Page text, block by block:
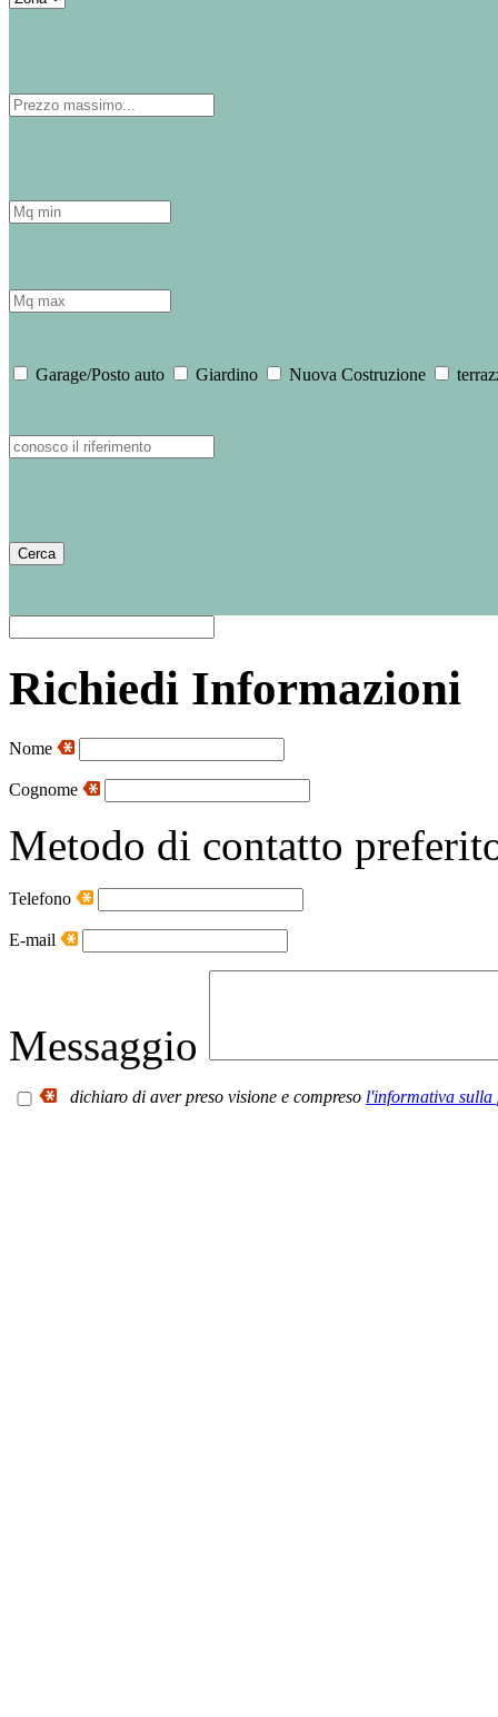
Garage/Posto auto Giardino Nuova Costruzione
Richiedi Informazioni
Nome
Cognome
Metodo di contatto
Telefono
E-mail
Messaggio
dichiaro di aver preso visione e compreso l'informativa sulla